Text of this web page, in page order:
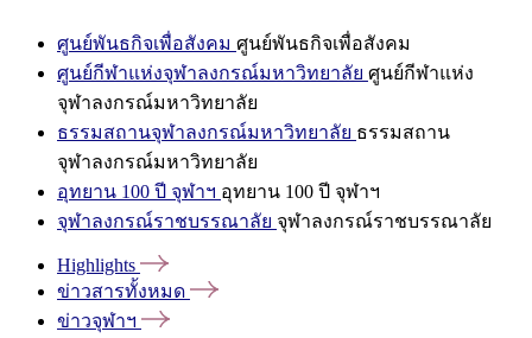
ศูนย์พันธกิจเพื่อสังคม ศูนย์พันธกิจเพื่อสังคม
ศูนย์กีฬาแห่งจุฬาลงกรณ์มหาวิทยาลัย ศูนย์กีฬาแห่ง
จุฬาลงกรณ์มหาวิทยาลัย
ธรรมสถานจุฬาลงกรณ์มหาวิทยาลัย ธรรมสถาน
จุฬาลงกรณ์มหาวิทยาลัย
อุทยาน 100 ปี จุฬาฯ อุทยาน 100 ปี จุฬาฯ
จุฬาลงกรณ์ราชบรรณาลัย จุฬาลงกรณ์ราชบรรณาลัย
Highlights
ข่าวสารทั้งหมด
ข่าวจุฬาฯ